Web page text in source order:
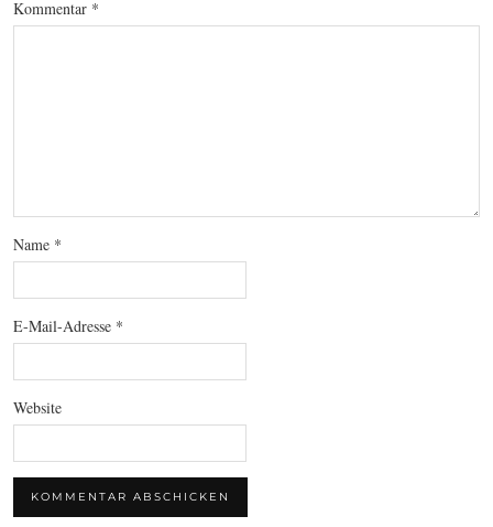
Kommentar *
Name *
E-Mail-Adresse *
Website